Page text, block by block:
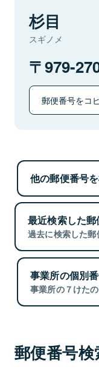
杉目
スギノメ
979-
郵便番号をコ
他の郵便番号
最近検索した
過去に検索した郵
事業所の個別
事業所の７けた
郵便番号